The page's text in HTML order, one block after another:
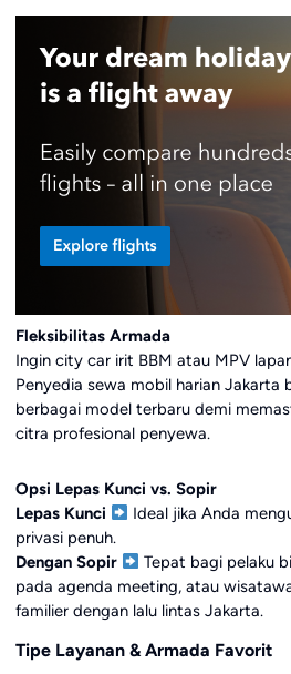
Fleksibilitas Armada
Ingin city car irit BBM atau MPV
Penyedia sewa mobil harian Jakarta
berbagai model terbaru demi
citra profesional penyewa.
Opsi Lepas Kunci vs. Sopir
Lepas Kunci
Ideal jika Anda
privasi penuh.
Dengan Sopir
Tepat bagi pelaku
pada agenda meeting, atau
familier dengan lalu lintas Jakarta.
Tipe Layanan & Armada Favorit